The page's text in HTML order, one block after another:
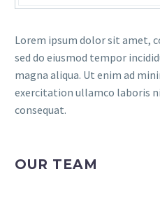
Lorem ipsum dolor sit amet,
sed do eiusmod tempor
magna aliqua. Ut enim ad
exercitation ullamco laboris
consequat.
OUR TEAM